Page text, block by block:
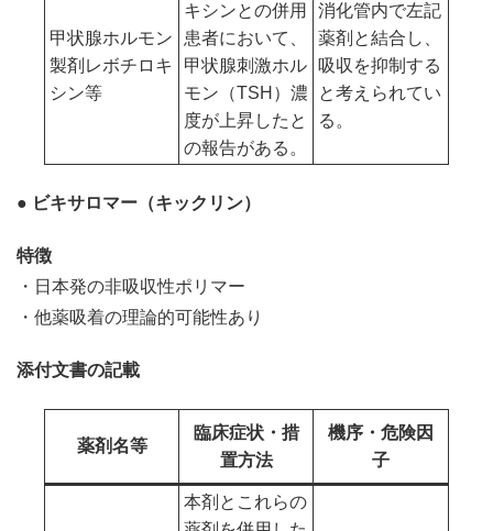
甲状腺ホルモン
製剤 レボチロキ
シン等
キシンとの併用
患者において、
甲状腺刺激ホル
モン（TSH）濃
度が上昇したと
の報告がある。
消化管内で左記
薬剤と結合し、
吸収を抑制する
と考えられてい
る。
● ビキサロマー（キックリン）
特徴
・日本発の非吸収性ポリマー
・他薬吸着の理論的可能性あり
添付文書の記載
薬剤名等
臨床症状・措
置方法
機序・危険因
子
本剤とこれらの